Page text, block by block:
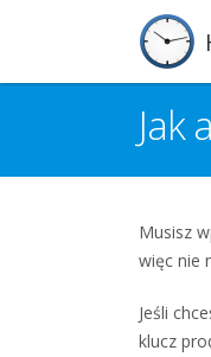
Jak
Musisz
więc nie
Jeśli
klucz